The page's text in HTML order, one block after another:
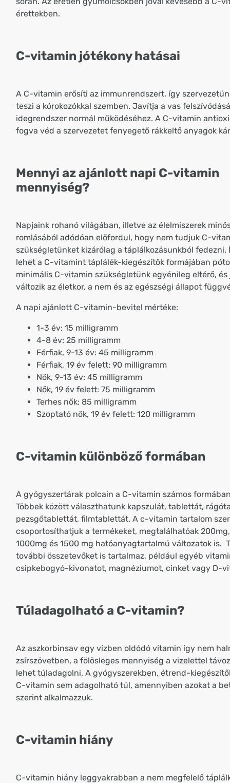
érettekben.
C-vitamin jótékony hatásai
A C-vitamin erősíti az immunrendszert, így
teszi a kórokozókkal szemben. Javítja a vas
idegrendszer normál működéséhez. A C-vitamin
fogva véd a szervezetet fenyegető rákkeltő anyagok
Mennyi az ajánlott napi C-vitamin
mennyiség?
Napjaink rohanó világában, illetve az élelmiszerek
romlásából adódóan előfordul, hogy nem tudjuk C-
szükségletünket kizárólag a táplálkozásunkból fedezni.
lehet a C-vitamint táplálék-kiegészítők formájában
minimális C-vitamin szükségletünk egyénileg eltérő, és
változik az életkor, a nem és az egészségi állapot
A napi ajánlott C-vitamin-bevitel mértéke:
1-3 év: 15 milligramm
4-8 év: 25 milligramm
Férfiak, 9-13 év: 45 milligramm
Férfiak, 19 év felett: 90 milligramm
Nők, 9-13 év: 45 milligramm
Nők, 19 év felett: 75 milligramm
Terhes nők: 85 milligramm
Szoptató nők, 19 év felett: 120 milligramm
C-vitamin különböző formában
A gyógyszertárak polcain a C-vitamin számos
Többek között választhatunk kapszulát, tablettát,
pezsgőtablettát, filmtablettát. A c-vitamin tartalom
csoportosíthatjuk a termékeket, megtalálhatóak
1000mg és 1500 mg hatóanyagtartalmú változatok is.
további összetevőket is tartalmaz, például egyéb
csipkebogyó-kivonatot, magnéziumot, cinket vagy D-
Túladagolható a C-vitamin?
Az aszkorbinsav egy vízben oldódó vitamin így nem
zsírszövetben, a fölösleges mennyiség a vizelettel
lehet túladagolni. A gyógyszerekben, étrend-
C-vitamin sem adagolható túl, amennyiben azokat a
szerint alkalmazzuk.
C-vitamin hiány
C-vitamin hiány leggyakrabban a nem megfelelő